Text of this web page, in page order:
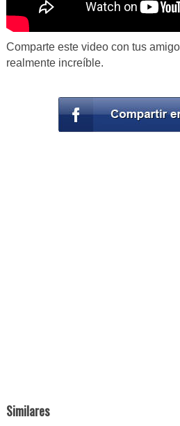
Comparte este video con tus
realmente increíble.
Similares